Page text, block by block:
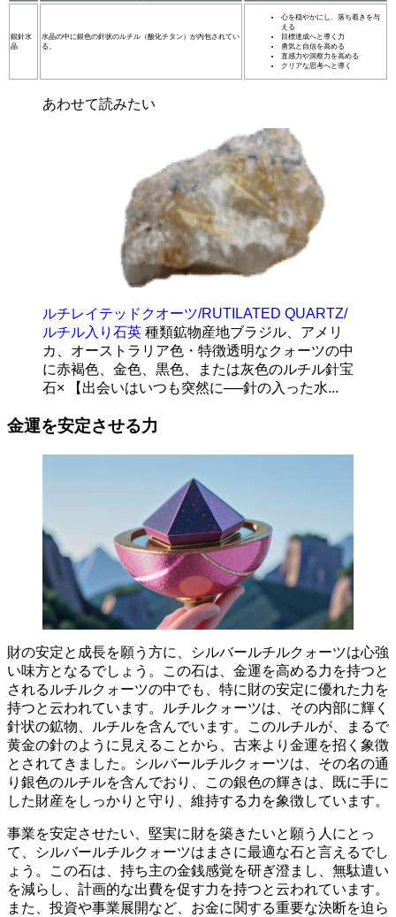
銀針水
晶
水晶の中に銀色の針状のルチル（酸化チタン）が内包されてい
る。
心を穏やかにし、落ち着きを与
える
目標達成へと導く力
勇気と自信を高める
直感力や洞察力を高める
クリアな思考へと導く
あわせて読みたい
ルチレイテッドクオーツ/RUTILATED QUARTZ/
ルチル入り石英 種類鉱物産地ブラジル、アメリ
カ、オーストラリア色・特徴透明なクォーツの中
に赤褐色、金色、黒色、または灰色のルチル針宝
石× 【出会いはいつも突然に──針の入った水...
金運を安定させる力
財の安定と成長を願う方に
、シルバールチルクォーツは心強
い味方となるでしょう。この石は、金運を高める力を持つと
されるルチルクォーツの中でも、 特に財の安定に優れた力を
持つと云われています。ルチルクォーツは、その内部に輝く
針状の鉱物、ルチルを含んでいます。このルチルが、まるで
黄金の針のように見えることから、古来より金運を招く象徴
とされてきました。シルバールチルクォーツは、その名の通
り銀色のルチルを含んでおり、この銀色の輝きは、
既に手に
した財産をしっかりと守り、維持する力 を象徴しています。
事業を安定させたい、堅実に財を築きたいと願う人にとっ
て、シルバールチルクォーツはまさに最適な石と言えるでし
ょう。この石は、持ち主の金銭感覚を研ぎ澄まし、 無駄遣い
を減らし、計画的な出費を促す力を持つと云われています。
また、投資や事業展開など、 お金に関する重要な決断を迫ら